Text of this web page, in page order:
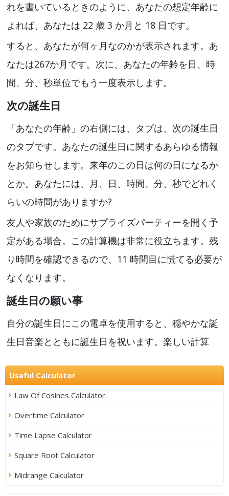
れを書いているときのように、あなたの想定年齢に
よれば、あなたは 22 歳 3 か月と 18 日です。
すると、あなたが何ヶ月なのかが表示されます。あ
なたは267か月です。次に、あなたの年齢を日、時
間、分、秒単位でもう一度表示します。
次の誕生日
「あなたの年齢」の右側には、タブは、次の誕生日
のタブです。あなたの誕生日に関するあらゆる情報
をお知らせします。来年のこの日は何の日になるか
とか。あなたには、月、日、時間、分、秒でどれく
らいの時間がありますか?
友人や家族のためにサプライズパーティーを開く予
定がある場合。この計算機は非常に役立ちます。残
り時間を確認できるので、11 時間目に慌てる必要が
なくなります。
誕生日の願い事
自分の誕生日にこの電卓を使用すると、穏やかな誕
生日音楽とともに誕生日を祝います。楽しい計算
Useful Calculator
Law Of Cosines Calculator
Overtime Calculator
Time Lapse Calculator
Square Root Calculator
Midrange Calculator